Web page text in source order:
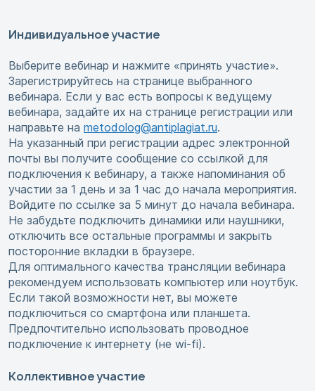
Индивидуальное участие
Выберите вебинар и нажмите «принять участие».
Зарегистрируйтесь на странице выбранного
вебинара. Если у вас есть вопросы к ведущему
вебинара, задайте их на странице регистрации или
направьте на metodolog@antiplagiat.ru.
На указанный при регистрации адрес электронной
почты вы получите сообщение со ссылкой для
подключения к вебинару, а также напоминания об
участии за 1 день и за 1 час до начала мероприятия.
Войдите по ссылке за 5 минут до начала вебинара.
Не забудьте подключить динамики или наушники,
отключить все остальные программы и закрыть
посторонние вкладки в браузере.
Для оптимального качества трансляции вебинара
рекомендуем использовать компьютер или ноутбук.
Если такой возможности нет, вы можете
подключиться со смартфона или планшета.
Предпочтительно использовать проводное
подключение к интернету (не wi-fi).
Коллективное участие